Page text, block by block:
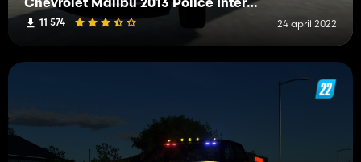
Chevrolet Malibu 2013 Police Interceptor
11 574 24 april 2022